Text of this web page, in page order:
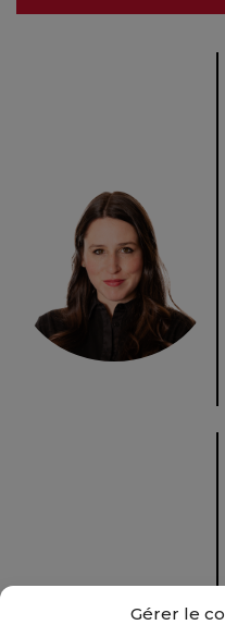
Gérer le
Évaluation
Avec
un
immobilier